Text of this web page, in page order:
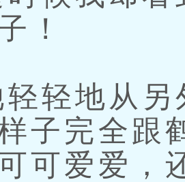
！
轻地从另
子完全跟
可爱爱，